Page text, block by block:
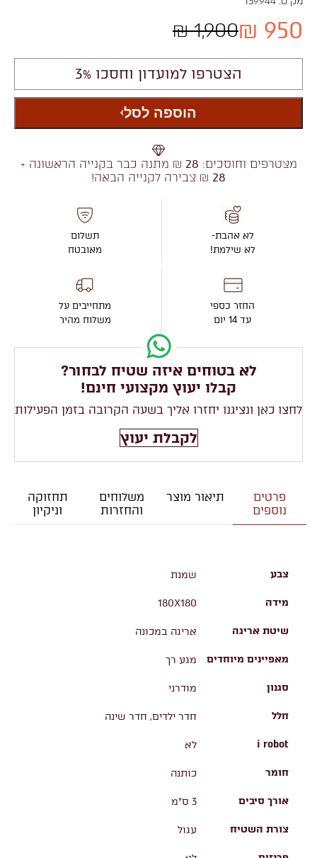
1,900 ₪ 950 ₪
הצטרפו למועדון וחסכו 3%
הוספה לסל
מצטרפים וחוסכים: 28 ₪ מתנה כבר בקנייה הראשונה +
28 ₪ צבירה לקנייה הבאה!
לא אהבת-
לא שילמת!
החזר כספי
עד 14 יום
תשלום
מאובטח
מתחייבים על
משלוח מהיר
לא בטוחים איזה שטיח לבחור?
קבלו יעוץ מקצועי חינם!
לחצו כאן ונציגנו יחזרו אליך בשעה הקרובה בזמן הפעילות
לקבלת יעוץ
פרטים
נוספים
תיאור מוצר
משלוחים
והחזרות
תחזוקה
וניקיון
צבע שמנת
מידה 180X180
שיטת אריגה אריגה במכונה
מאפיינים מיוחדים מגע רך
סגנון מודרני
חלל חדר ילדים, חדר שינה
i robot לא
חומר כותנה
אורך סיבים 3 ס"מ
צורת השטיח עגול